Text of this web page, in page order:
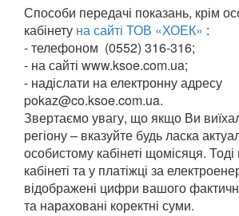
Способи передачі показань, крім
кабінету на сайті ТОВ «ХОЕК» :
- телефоном (0552) 316-316;
- на сайті www.ksoe.com.ua;
- надіслати на електронну адресу
pokaz@co.ksoe.com.ua.
Звертаємо увагу, що якщо Ви
регіону – вказуйте будь ласка
особистому кабінеті щомісяця.
кабінеті та у платіжці за
відображені цифри вашого
та нараховані коректні суми.